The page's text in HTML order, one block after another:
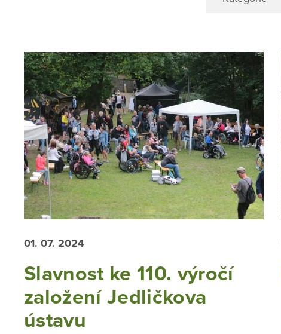
01. 07. 2024
Slavnost ke 110. výročí
založení Jedličkova
ústavu